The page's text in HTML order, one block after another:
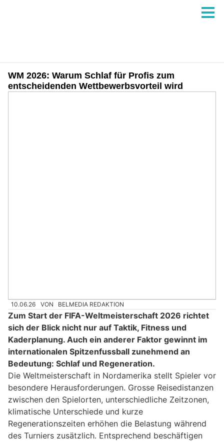
WM 2026: Warum Schlaf für Profis zum
entscheidenden Wettbewerbsvorteil wird
10.06.26 VON BELMEDIA REDAKTION
Zum Start der FIFA-Weltmeisterschaft 2026 richtet
sich der Blick nicht nur auf Taktik, Fitness und
Kaderplanung. Auch ein anderer Faktor gewinnt im
internationalen Spitzenfussball zunehmend an
Bedeutung: Schlaf und Regeneration.
Die Weltmeisterschaft in Nordamerika stellt Spieler vor
besondere Herausforderungen. Grosse Reisedistanzen
zwischen den Spielorten, unterschiedliche Zeitzonen,
klimatische Unterschiede und kurze
Regenerationszeiten erhöhen die Belastung während
des Turniers zusätzlich. Entsprechend beschäftigen